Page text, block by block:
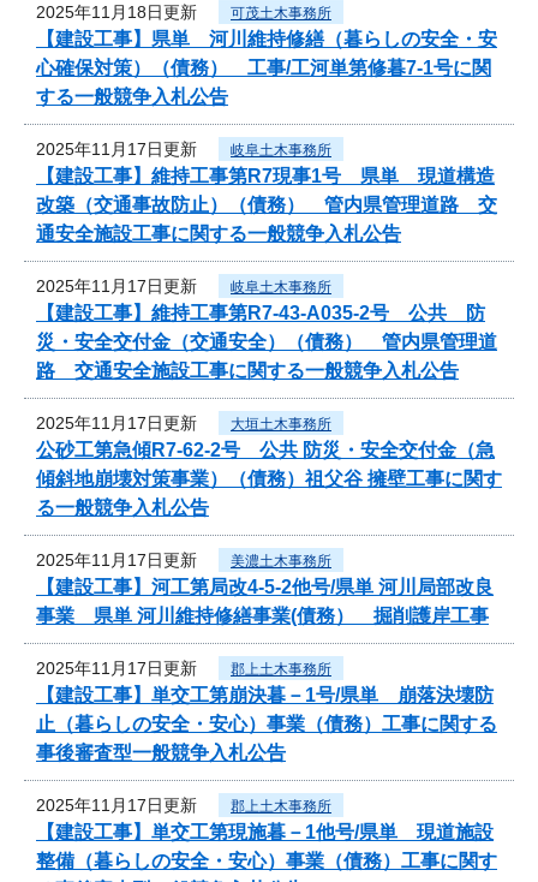
2025年11月18日更新 可茂土木事務所
【建設工事】県単 河川維持修繕（暮らしの安全・安
心確保対策）（債務） 工事/工河単第修暮7-1号に関
する一般競争入札公告
2025年11月17日更新 岐阜土木事務所
【建設工事】維持工事第R7現事1号 県単 現道構造
改築（交通事故防止）（債務） 管内県管理道路 交
通安全施設工事に関する一般競争入札公告
2025年11月17日更新 岐阜土木事務所
【建設工事】維持工事第R7-43-A035-2号 公共 防
災・安全交付金（交通安全）（債務） 管内県管理道
路 交通安全施設工事に関する一般競争入札公告
2025年11月17日更新 大垣土木事務所
公砂工第急傾R7-62-2号 公共 防災・安全交付金（急
傾斜地崩壊対策事業）（債務）祖父谷 擁壁工事に関す
る一般競争入札公告
2025年11月17日更新 美濃土木事務所
【建設工事】河工第局改4-5-2他号/県単 河川局部改良
事業 県単 河川維持修繕事業(債務） 掘削護岸工事
2025年11月17日更新 郡上土木事務所
【建設工事】単交工第崩決暮－1号/県単 崩落決壊防
止（暮らしの安全・安心）事業（債務）工事に関する
事後審査型一般競争入札公告
2025年11月17日更新 郡上土木事務所
【建設工事】単交工第現施暮－1他号/県単 現道施設
整備（暮らしの安全・安心）事業（債務）工事に関す